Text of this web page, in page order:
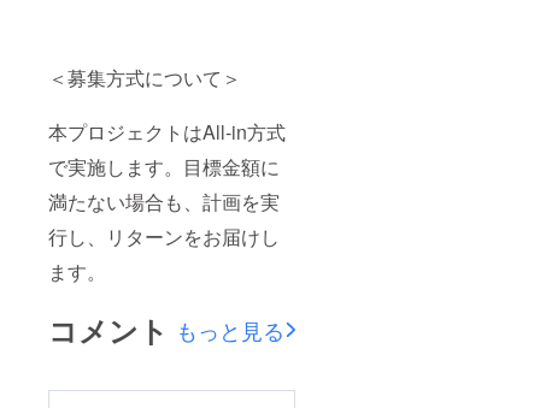
＜募集方式について＞
本プロジェクトはAll-in方式
で実施します。目標金額に
満たない場合も、計画を実
行し、リターンをお届けし
ます。
コメント もっと見る